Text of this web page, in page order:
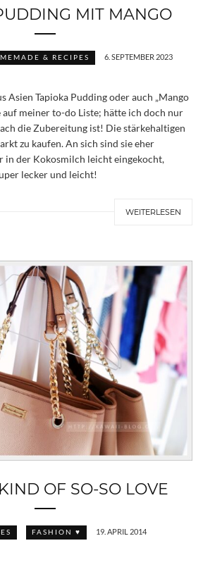
MIT MANGO
& RECIPES 6. SEPTEMBER 2023
Asien Tapioka Pudding oder auch „Mango
auf meiner to-do Liste; hätte ich doch nur
die Zubereitung ist! Die stärkehaltigen
zu kaufen. An sich sind sie eher
in der Kokosmilch leicht eingekocht,
lecker und leicht!
WEITERLESEN
OF SO-SO LOVE
FASHION ♥ 19. APRIL 2014